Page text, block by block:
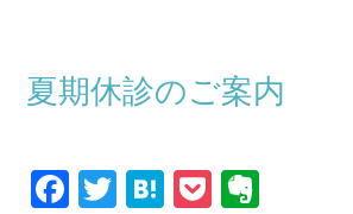
夏期休診のご案内
Facebook
Twitter
HatenaPocket